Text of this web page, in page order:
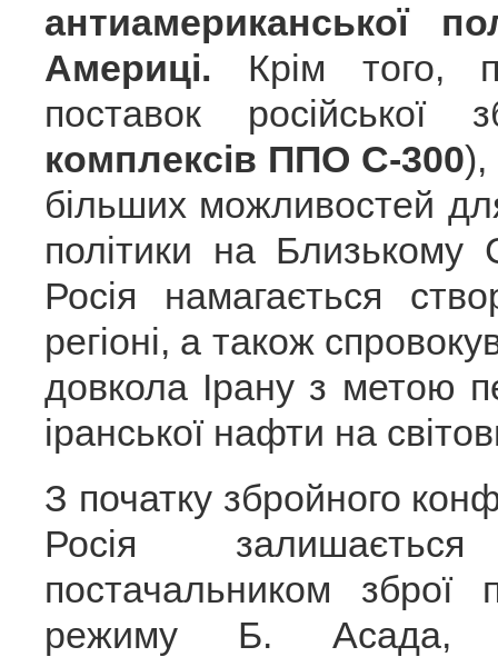
антиамериканської
Америці. Крім того,
поставок російської
комплексів ППО С-300),
більших можливостей
політики на Близькому
Росія намагається
регіоні, а також
довкола Ірану з метою
іранської нафти на
З початку збройного
Росія
постачальником зброї
режиму Б. Асада,